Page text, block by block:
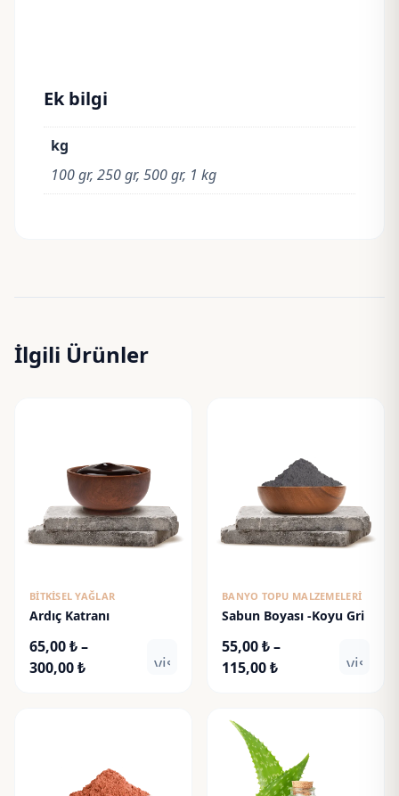
Ek bilgi
kg
100 gr, 250 gr, 500 gr, 1 kg
İlgili Ürünler
BITKISEL YAĞLAR
Ardıç Katranı
65,00₺–
300,00₺Fiyat
visibility
BANYO TOPU MALZEMELERI
Sabun Boyası -Koyu Gri
55,00₺–
115,00₺Fiyat
115,00 ₺